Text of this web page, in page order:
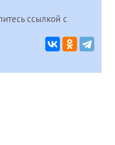
ссылкой с